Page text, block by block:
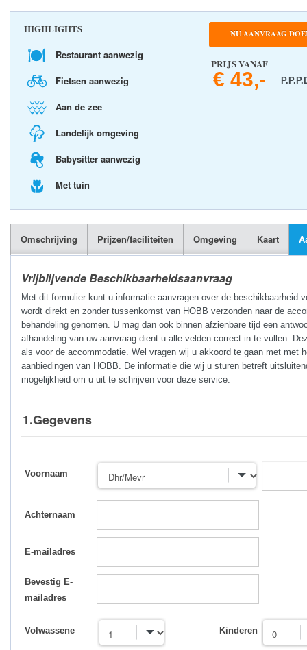
HIGHLIGHTS
Restaurant aanwezig
Fietsen aanwezig
Aan de zee
Landelijk omgeving
Babysitter aanwezig
Met tuin
NU AANVRAAG
PRIJS VANAF
€ 43,-
Omschrijving Prijzen/faciliteiten Omgeving Kaart
Vrijblijvende Beschikbaarheidsaanvraag
Met dit formulier kunt u informatie aanvragen over de beschikbaarheid
wordt direkt en zonder tussenkomst van HOBB verzonden naar de
behandeling genomen. U mag dan ook binnen afzienbare tijd een
afhandeling van uw aanvraag dient u alle velden correct in te vullen.
als voor de accommodatie. Wel vragen wij u akkoord te gaan met met
aanbiedingen van HOBB. De informatie die wij u sturen betreft
mogelijkheid om u uit te schrijven voor deze service.
1.Gegevens
Voornaam
Achternaam
E-mailadres
Bevestig E-
mailadres
Volwassene Kinderen